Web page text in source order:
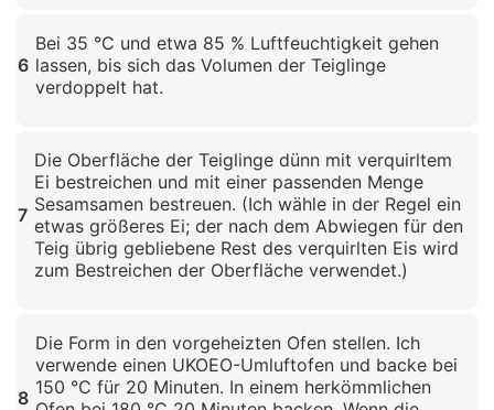
6
Bei 35 °C und etwa 85 % Luftfeuchtigkeit gehen
lassen, bis sich das Volumen der Teiglinge
verdoppelt hat.
7
Die Oberfläche der Teiglinge dünn mit verquirltem
Ei bestreichen und mit einer passenden Menge
Sesamsamen bestreuen. (Ich wähle in der Regel ein
etwas größeres Ei; der nach dem Abwiegen für den
Teig übrig gebliebene Rest des verquirlten Eis wird
zum Bestreichen der Oberfläche verwendet.)
8
Die Form in den vorgeheizten Ofen stellen. Ich
verwende einen UKOEO-Umluftofen und backe bei
150 °C für 20 Minuten. In einem herkömmlichen